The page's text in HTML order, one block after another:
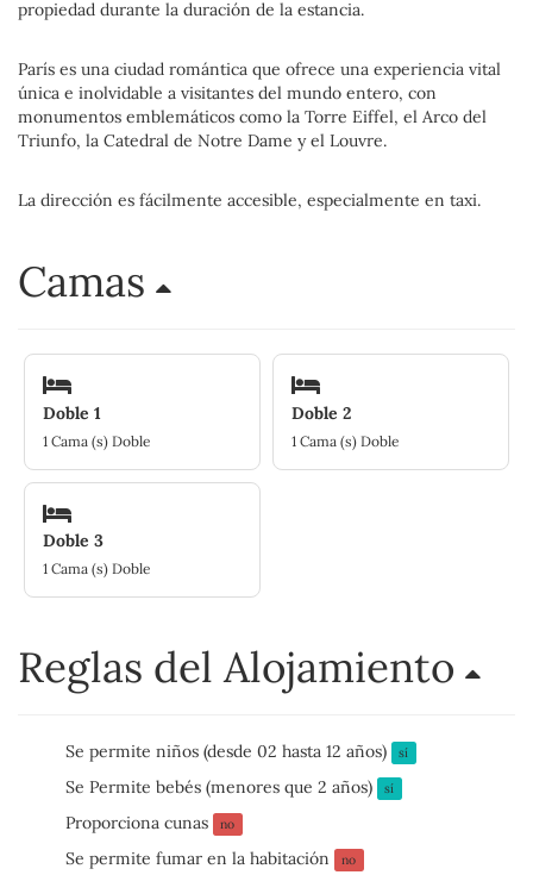
propiedad durante la duración de la estancia.
París es una ciudad romántica que ofrece una experiencia vital
única e inolvidable a visitantes del mundo entero, con
monumentos emblemáticos como la Torre Eiffel, el Arco del
Triunfo, la Catedral de Notre Dame y el Louvre.
La dirección es fácilmente accesible, especialmente en taxi.
Camas
Doble 1
1 Cama (s) Doble
Doble 2
1 Cama (s) Doble
Doble 3
1 Cama (s) Doble
Reglas del Alojamiento
Se permite niños (desde 02 hasta 12 años) sí
Se Permite bebés (menores que 2 años) sí
Proporciona cunas no
Se permite fumar en la habitación no